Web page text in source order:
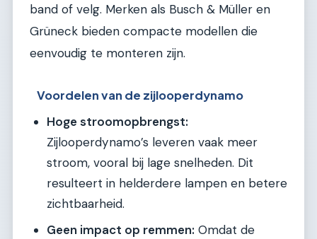
band of velg. Merken als Busch & Müller en
Grüneck bieden compacte modellen die
eenvoudig te monteren zijn.
Voordelen van de zijlooperdynamo
Hoge stroomopbrengst:
Zijlooperdynamo’s leveren vaak meer
stroom, vooral bij lage snelheden. Dit
resulteert in helderdere lampen en betere
zichtbaarheid.
Geen impact op remmen: Omdat de